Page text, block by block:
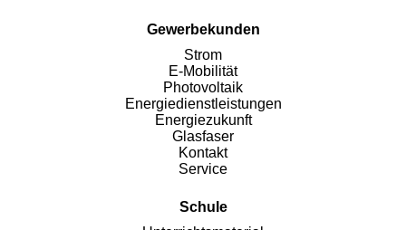
Gewerbekunden
Strom
E-Mobilität
Photovoltaik
Energiedienstleistungen
Energiezukunft
Glasfaser
Kontakt
Service
Schule